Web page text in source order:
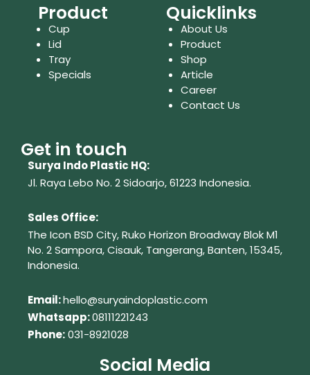
Product
Cup
Lid
Tray
Specials
Quicklinks
About Us
Product
Shop
Article
Career
Contact Us
Get in touch
Surya Indo Plastic HQ:
Jl. Raya Lebo No. 2 Sidoarjo, 61223 Indonesia.
Sales Office:
The Icon BSD City, Ruko Horizon Broadway Blok M1
No. 2Sampora, Cisauk, Tangerang,Banten, 15345,
Indonesia.
Email:hello@suryaindoplastic.com
Whatsapp:08111221243
Phone:031-8921028
Social Media